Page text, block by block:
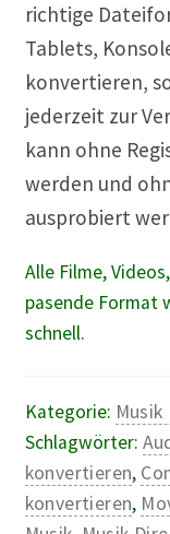
richtige
Tablets,
konvertieren,
jederzeit zur
kann ohne
werden und
ausprobiert
Alle Filme,
pasende Format
schnell.
Kategorie:
Schlagwörter:
konvertieren,
konvertieren,